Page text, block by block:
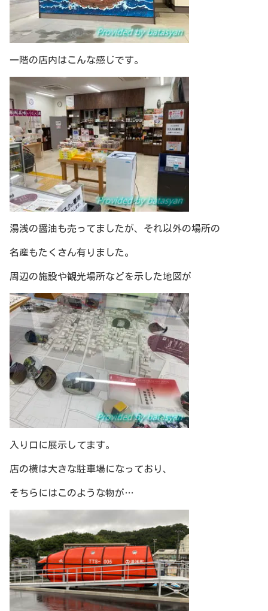
一階の店内はこんな感じです。
湯浅の醤油も売ってましたが、それ以外の場所の
名産もたくさん有りました。
周辺の施設や観光場所などを示した地図が
入り口に展示してます。
店の横は大きな駐車場になっており、
そちらにはこのような物が…